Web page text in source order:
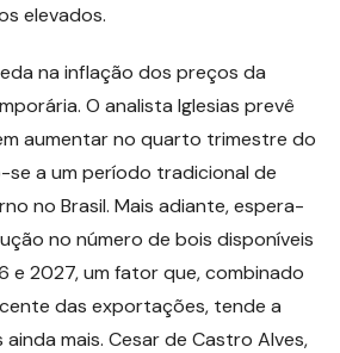
elevados.
na inflação dos preços da
O analista Iglesias prevê
aumentar no quarto trimestre do
se a um período tradicional de
no Brasil. Mais adiante, espera-
no número de bois disponíveis
e 2027, um fator que, combinado
das exportações, tende a
mais. Cesar de Castro Alves,